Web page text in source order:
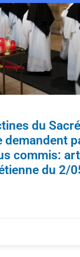
du
demandent
commis:
du 2/